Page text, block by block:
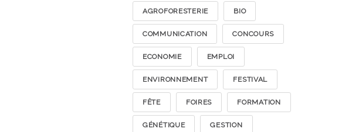
AGROFORESTERIE BIO
COMMUNICATION CONCOURS
ECONOMIE EMPLOI
ENVIRONNEMENT FESTIVAL
FÊTE FOIRES FORMATION
GÉNÉTIQUE GESTION